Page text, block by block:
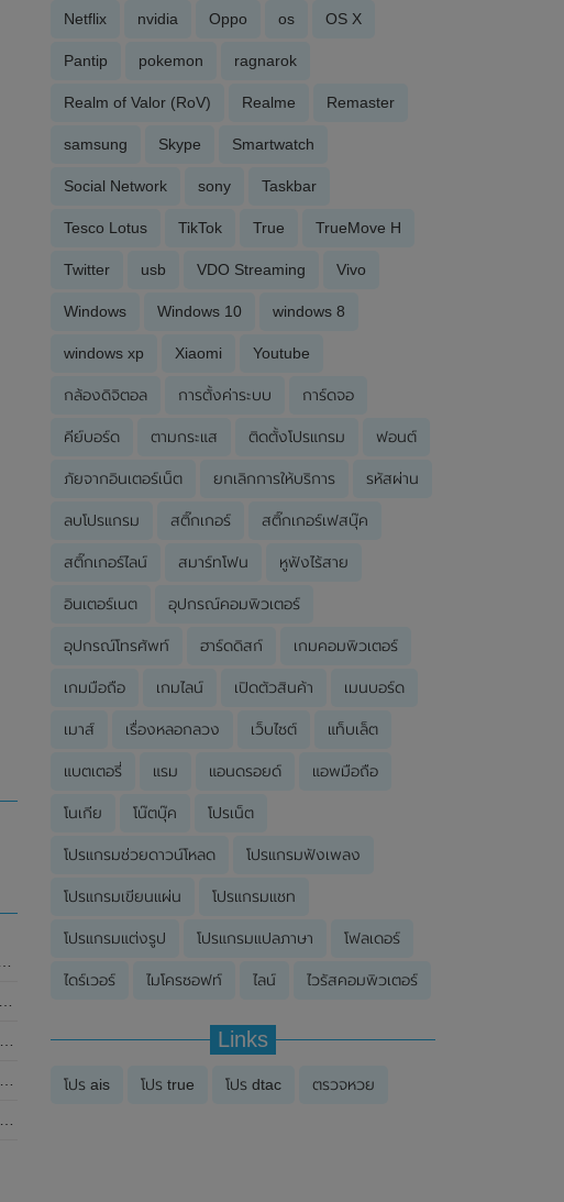
Netflix nvidia Oppo os OS X
Pantip pokemon ragnarok
Realm of Valor (RoV) Realme Remaster
samsung Skype Smartwatch
Social Network sony Taskbar
Tesco Lotus TikTok True TrueMove H
Twitter usb VDO Streaming Vivo
Windows Windows 10 windows 8
windows xp Xiaomi Youtube
กล้องดิจิตอล การตั้งค่าระบบ การ์ดจอ
คีย์บอร์ด ตามกระแส ติดตั้งโปรแกรม ฟอนต์
ภัยจากอินเตอร์เน็ต ยกเลิกการให้บริการ รหัสผ่าน
ลบโปรแกรม สติ๊กเกอร์ สติ๊กเกอร์เฟสบุ๊ค
สติ๊กเกอร์ไลน์ สมาร์ทโฟน หูฟังไร้สาย
อินเตอร์เนต อุปกรณ์คอมพิวเตอร์
อุปกรณ์โทรศัพท์ ฮาร์ดดิสก์ เกมคอมพิวเตอร์
เกมมือถือ เกมไลน์ เปิดตัวสินค้า เมนบอร์ด
เมาส์ เรื่องหลอกลวง เว็บไซต์ แท็บเล็ต
แบตเตอรี่ แรม แอนดรอยด์ แอพมือถือ
โนเกีย โน๊ตบุ๊ค โปรเน็ต
โปรแกรมช่วยดาวน์โหลด โปรแกรมฟังเพลง
โปรแกรมเขียนแผ่น โปรแกรมแชท
โปรแกรมแต่งรูป โปรแกรมแปลภาษา โฟลเดอร์
ไดร์เวอร์ ไมโครซอฟท์ ไลน์ ไวรัสคอมพิวเตอร์
Links
โปร ais โปร true โปร dtac ตรวจหวย